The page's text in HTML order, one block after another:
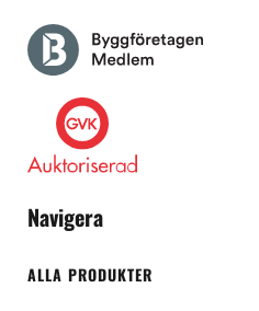
Navigera
ALLA PRODUKTER